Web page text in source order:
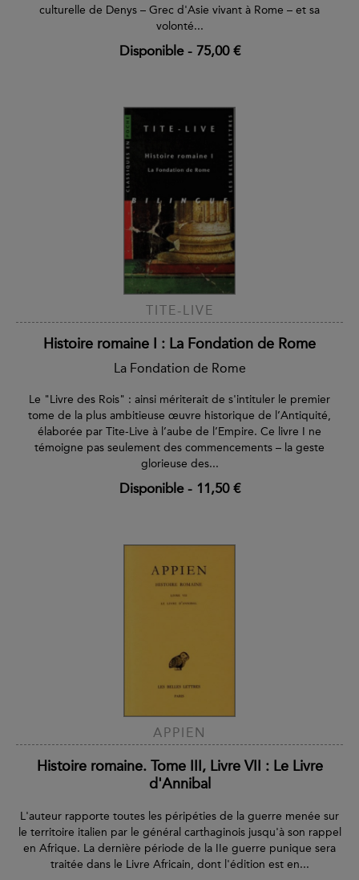
culturelle de Denys – Grec d'Asie vivant à Rome – et sa
volonté...
Disponible- 75,00 €
TITE-LIVE
Histoire romaine I : La Fondation de Rome
La Fondation de Rome
Le "Livre des Rois" : ainsi mériterait de s'intituler le premier
tome de la plus ambitieuse œuvre historique de l’Antiquité,
élaborée par Tite-Live à l’aube de l’Empire. Ce livre I ne
témoigne pas seulement des commencements – la geste
glorieuse des...
Disponible- 11,50 €
APPIEN
Histoire romaine. Tome III, Livre VII : Le Livre
d'Annibal
L'auteur rapporte toutes les péripéties de la guerre menée sur
le territoire italien par le général carthaginois jusqu'à son rappel
en Afrique. La dernière période de la IIe guerre punique sera
traitée dans le Livre Africain, dont l'édition est en...